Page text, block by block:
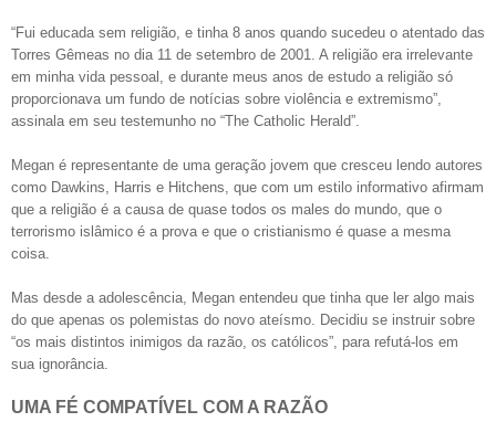
“Fui educada sem religião, e tinha 8 anos quando sucedeu o atentado das
Torres Gêmeas no dia 11 de setembro de 2001. A religião era irrelevante
em minha vida pessoal, e durante meus anos de estudo a religião só
proporcionava um fundo de notícias sobre violência e extremismo”,
assinala em seu testemunho no “The Catholic Herald”.
Megan é representante de uma geração jovem que cresceu lendo autores
como Dawkins, Harris e Hitchens, que com um estilo informativo afirmam
que a religião é a causa de quase todos os males do mundo, que o
terrorismo islâmico é a prova e que o cristianismo é quase a mesma
coisa.
Mas desde a adolescência, Megan entendeu que tinha que ler algo mais
do que apenas os polemistas do novo ateísmo. Decidiu se instruir sobre
“os mais distintos inimigos da razão, os católicos”, para refutá-los em
sua ignorância.
UMA FÉ COMPATÍVEL COM A RAZÃO